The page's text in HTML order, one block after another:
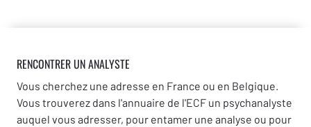
RENCONTRER UN ANALYSTE
Vous cherchez une adresse en France ou en Belgique.
Vous trouverez dans l'annuaire de l'ECF un psychanalyste
auquel vous adresser, pour entamer une analyse ou pour